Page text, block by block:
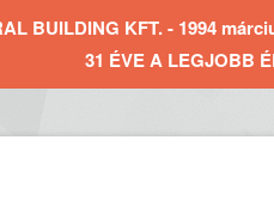
BUILDING KFT. - 1994
31 ÉVE A LEGJOBB